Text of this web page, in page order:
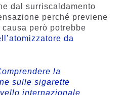
dal surriscaldamento
perché previene
però potrebbe
da
la
sulle sigarette
internazionale